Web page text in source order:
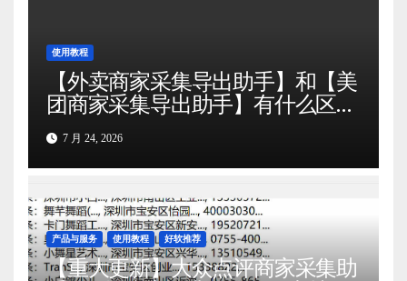
使用教程
【外卖商家采集导出助手】和【美
团商家采集导出助手】有什么区
别？这篇给你10个多维度的对比，
让你一看就懂。
7 月 24, 2026
产品与服务 使用教程 好软推荐
【重大更新】大众点评商家采集助